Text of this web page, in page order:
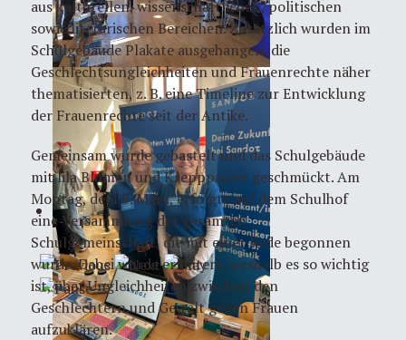
aus kulturellen, wissenschaftlichen, politischen
sowie literarischen Bereichen. Zusätzlich wurden im
Schulgebäude Plakate ausgehangen, die
Geschlechtsungleichheiten und Frauenrechte näher
thematisierten, z. B. eine Timeline zur Entwicklung
der Frauenrechte seit der Antike.
Gemeinsam wurde gebastelt und das Schulgebäude
mit lila Blumen und Krepppapier geschmückt. Am
Montag, dem 9. März, erfolgte auf dem Schulhof
eine Versammlung der gesamten
Schulgemeinschaft, die mit einer Rede begonnen
wurde. Dabei wurde erläutert, weshalb es so wichtig
ist, über Ungleichheiten zwischen den
Geschlechtern und Gewalt gegen Frauen
aufzuklären.